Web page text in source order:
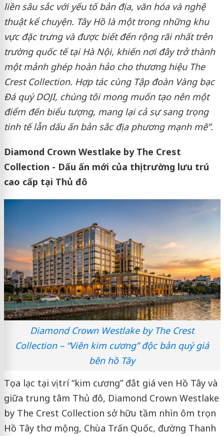
liền sâu sắc với yếu tố bản địa, văn hóa và nghệ
thuật kể chuyện. Tây Hồ là một trong những khu
vực đặc trưng và được biết đến rộng rãi nhất trên
trường quốc tế tại Hà Nội, khiến nơi đây trở thành
một mảnh ghép hoàn hảo cho thương hiệu The
Crest Collection. Hợp tác cùng Tập đoàn Vàng bạc
Đá quý DOJI, chúng tôi mong muốn tạo nên một
điểm đến biểu tượng, mang lại cả sự sang trọng
tinh tế lẫn dấu ấn bản sắc địa phương mạnh mẽ”.
Diamond Crown Westlake by The Crest
Collection - Dấu ấn mới của thị trường lưu trú
cao cấp tại Thủ đô
Diamond Crown Westlake by The Crest
Collection – “Viên kim cương” độc bản quý giá
bên hồ Tây
Tọa lạc tại vị trí “kim cương” đắt giá ven Hồ Tây và
giữa trung tâm Thủ đô, Diamond Crown Westlake
by The Crest Collection sở hữu tầm nhìn ôm trọn
Hồ Tây thơ mộng, Chùa Trấn Quốc, đường Thanh